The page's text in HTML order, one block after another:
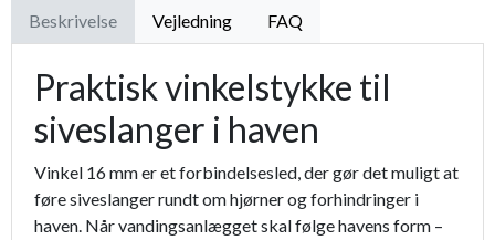
Premium læder handske Flutter
T-stykke 16 mm
Samlestykke 16 mm 4,95 kr.
Beskrivelse Vejledning FAQ
Praktisk vinkelstykke til
siveslanger i haven
Vinkel 16 mm er et forbindelsesled, der gør det muligt at
føre siveslanger rundt om hjørner og forhindringer i
haven. Når vandingsanlægget skal følge havens form –